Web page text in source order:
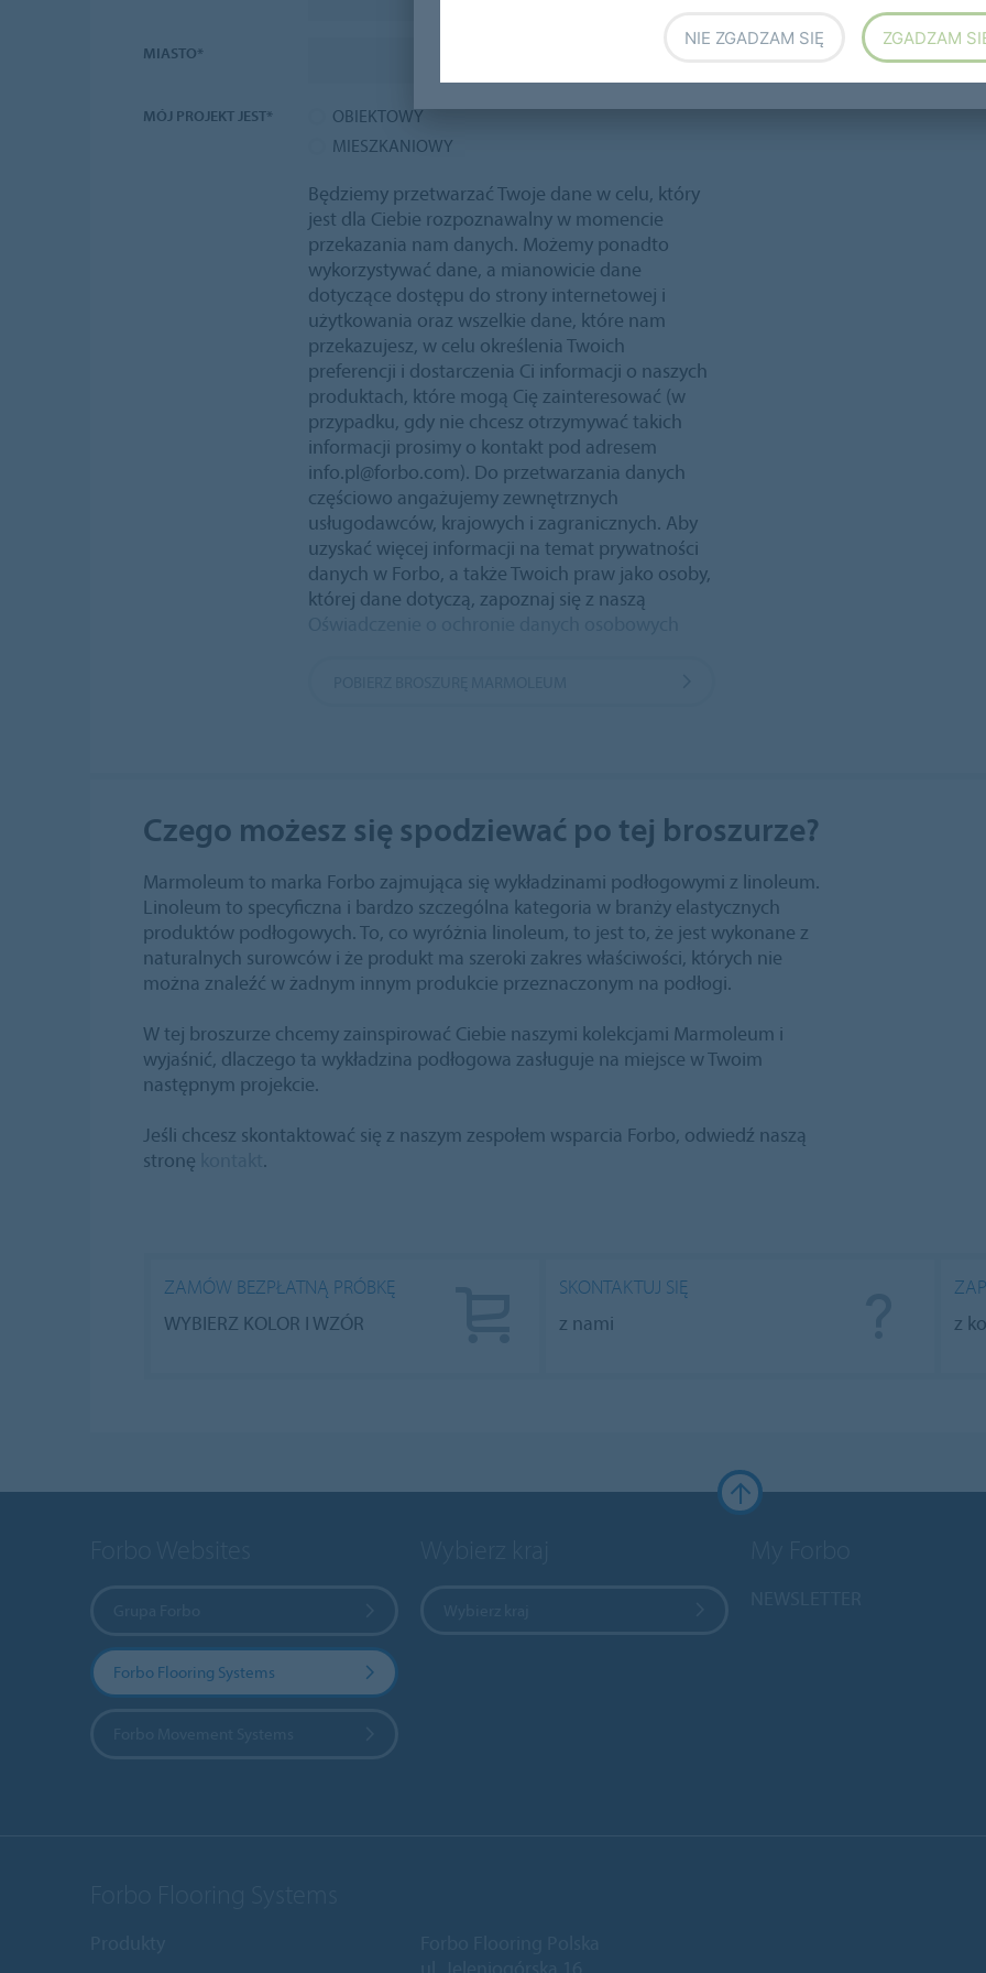
MIASTO*
MÓJ PROJEKT JEST*
OBIEKTOWY
MIESZKANIOWY
Będziemy przetwarzać Twoje dane w celu, który
jest dla Ciebie rozpoznawalny w momencie
przekazania nam danych. Możemy ponadto
wykorzystywać dane, a mianowicie dane
dotyczące dostępu do strony internetowej i
użytkowania oraz wszelkie dane, które nam
przekazujesz, w celu określenia Twoich
preferencji i dostarczenia Ci informacji o naszych
produktach, które mogą Cię zainteresować (w
przypadku, gdy nie chcesz otrzymywać takich
informacji prosimy o kontakt pod adresem
info.pl@forbo.com). Do przetwarzania danych
częściowo angażujemy zewnętrznych
usługodawców, krajowych i zagranicznych. Aby
uzyskać więcej informacji na temat prywatności
danych w Forbo, a także Twoich praw jako osoby,
której dane dotyczą, zapoznaj się z naszą
Czego możesz się spodziewać po tej broszurze?
Marmoleum to marka Forbo zajmująca się wykładzinami podłogowymi z linoleum.
Linoleum to specyficzna i bardzo szczególna kategoria w branży elastycznych
produktów podłogowych. To, co wyróżnia linoleum, to jest to, że jest wykonane z
naturalnych surowców i że produkt ma szeroki zakres właściwości, których nie
można znaleźć w żadnym innym produkcie przeznaczonym na podłogi.
W tej broszurze chcemy zainspirować Ciebie naszymi kolekcjami Marmoleum i
wyjaśnić, dlaczego ta wykładzina podłogowa zasługuje na miejsce w Twoim
następnym projekcie.
Jeśli chcesz skontaktować się z naszym zespołem wsparcia Forbo, odwiedź naszą
stronę
.
ZAMÓW BEZPŁATNĄ PRÓBKĘ
WYBIERZ KOLOR I WZÓR
SKONTAKTUJ SIĘ
z nami
z
Forbo Flooring Systems
NIE ZGADZAM SIĘ ZGADZAM